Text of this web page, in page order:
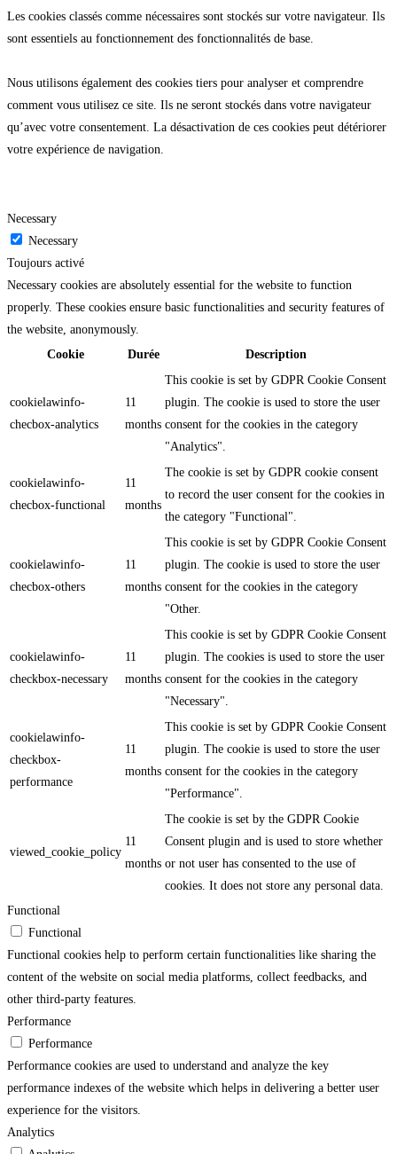
Les cookies classés comme nécessaires sont stockés sur votre navigateur. Ils
sont essentiels au fonctionnement des fonctionnalités de base.
Nous utilisons également des cookies tiers pour analyser et comprendre
comment vous utilisez ce site. Ils ne seront stockés dans votre navigateur
qu’avec votre consentement. La désactivation de ces cookies peut détériorer
votre expérience de navigation.
Necessary
Necessary
Toujours activé
Necessary cookies are absolutely essential for the website to function
properly. These cookies ensure basic functionalities and security features of
the website, anonymously.
Cookie
Durée Description
cookielawinfo-
checbox-analytics
11
months
This cookie is set by GDPR Cookie Consent
plugin. The cookie is used to store the user
consent for the cookies in the category
"Analytics".
cookielawinfo-
checbox-functional
11
months
The cookie is set by GDPR cookie consent
to record the user consent for the cookies in
the category "Functional".
cookielawinfo-
checbox-others
11
months
This cookie is set by GDPR Cookie Consent
plugin. The cookie is used to store the user
consent for the cookies in the category
"Other.
cookielawinfo-
checkbox-necessary
11
months
This cookie is set by GDPR Cookie Consent
plugin. The cookies is used to store the user
consent for the cookies in the category
"Necessary".
cookielawinfo-
checkbox-
performance
11
months
This cookie is set by GDPR Cookie Consent
plugin. The cookie is used to store the user
consent for the cookies in the category
"Performance".
viewed_cookie_policy
11
months
The cookie is set by the GDPR Cookie
Consent plugin and is used to store whether
or not user has consented to the use of
cookies. It does not store any personal data.
Functional
Functional
Functional cookies help to perform certain functionalities like sharing the
content of the website on social media platforms, collect feedbacks, and
other third-party features.
Performance
Performance
Performance cookies are used to understand and analyze the key
performance indexes of the website which helps in delivering a better user
experience for the visitors.
Analytics